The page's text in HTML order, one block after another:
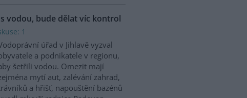
vodou, bude dělat víc kontrol
1
úřad v Jihlavě vyzval
a podnikatele v regionu,
šetřili vodou. Omezit mají
mytí aut, zalévání zahrad,
a hřišť, napouštění bazénů